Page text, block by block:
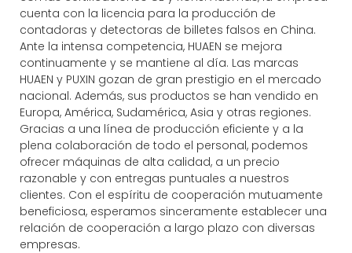
cuenta con la licencia para la producción de
contadoras y detectoras de billetes falsos en China.
Ante la intensa competencia, HUAEN se mejora
continuamente y se mantiene al día. Las marcas
HUAEN y PUXIN gozan de gran prestigio en el mercado
nacional. Además, sus productos se han vendido en
Europa, América, Sudamérica, Asia y otras regiones.
Gracias a una línea de producción eficiente y a la
plena colaboración de todo el personal, podemos
ofrecer máquinas de alta calidad, a un precio
razonable y con entregas puntuales a nuestros
clientes. Con el espíritu de cooperación mutuamente
beneficiosa, esperamos sinceramente establecer una
relación de cooperación a largo plazo con diversas
empresas.